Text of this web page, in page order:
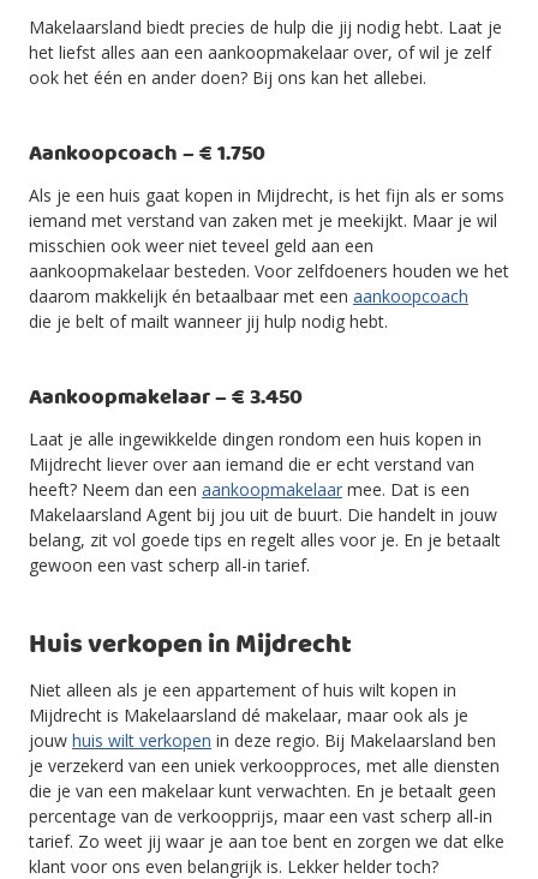
Makelaarsland biedt precies de hulp die jij nodig hebt. Laat je
het liefst alles aan een aankoopmakelaar over, of wil je zelf
ook het één en ander doen? Bij ons kan het allebei.
Aankoopcoach – € 1.750
Als je een huis gaat kopen in Mijdrecht, is het fijn als er soms
iemand met verstand van zaken met je meekijkt. Maar je wil
misschien ook weer niet teveel geld aan een
aankoopmakelaar besteden. Voor zelfdoeners houden we het
daarom makkelijk én betaalbaar met een aankoopcoach
die je belt of mailt wanneer jij hulp nodig hebt.
Aankoopmakelaar – € 3.450
Laat je alle ingewikkelde dingen rondom een huis kopen in
Mijdrecht liever over aan iemand die er echt verstand van
heeft? Neem dan een aankoopmakelaar mee. Dat is een
Makelaarsland Agent bij jou uit de buurt. Die handelt in jouw
belang, zit vol goede tips en regelt alles voor je. En je betaalt
gewoon een vast scherp all-in tarief.
Huis verkopen in Mijdrecht
Niet alleen als je een appartement of huis wilt kopen in
Mijdrecht is Makelaarsland dé makelaar, maar ook als je
jouw huis wilt verkopen in deze regio. Bij Makelaarsland ben
je verzekerd van een uniek verkoopproces, met alle diensten
die je van een makelaar kunt verwachten. En je betaalt geen
percentage van de verkoopprijs, maar een vast scherp all-in
tarief. Zo weet jij waar je aan toe bent en zorgen we dat elke
klant voor ons even belangrijk is. Lekker helder toch?